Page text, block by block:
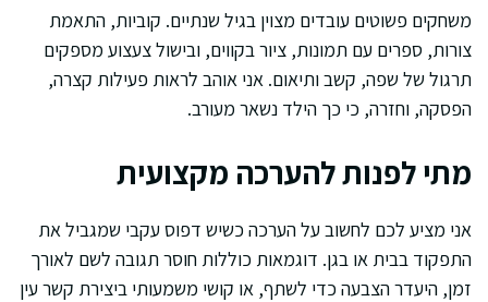
משחקים פשוטים עובדים מצוין בגיל שנתיים. קוביות, התאמת
צורות, ספרים עם תמונות, ציור בקווים, ובישול צעצוע מספקים
תרגול של שפה, קשב ותיאום. אני אוהב לראות פעילות קצרה,
הפסקה, וחזרה, כי כך הילד נשאר מעורב.
מתי לפנות להערכה מקצועית
אני מציע לכם לחשוב על הערכה כשיש דפוס עקבי שמגביל את
התפקוד בבית או בגן. דוגמאות כוללות חוסר תגובה לשם לאורך
זמן, היעדר הצבעה כדי לשתף, או קושי משמעותי ביצירת קשר עין